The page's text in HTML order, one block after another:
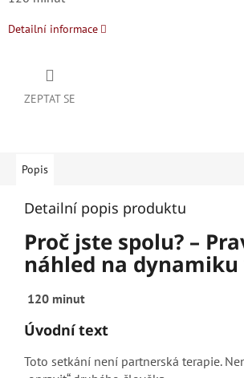
Detailní informace
ZEPTAT SE
Popis
Detailní popis produktu
Proč jste spolu? –
náhled na
120 minut
Úvodní text
Toto setkání není partnerská terapie.